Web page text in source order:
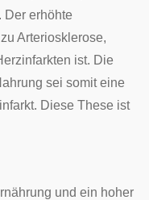
Der erhöhte
Arteriosklerose,
ist. Die
sei somit eine
Diese These ist
und ein hoher